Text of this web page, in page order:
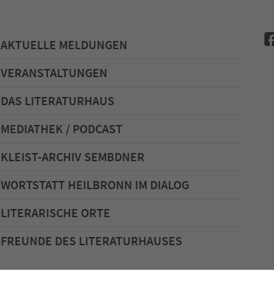
AKTUELLE MELDUNGEN
VERANSTALTUNGEN
DAS LITERATURHAUS
MEDIATHEK / PODCAST
KLEIST-ARCHIV SEMBDNER
WORTSTATT HEILBRONN IM DIALOG
LITERARISCHE ORTE
FREUNDE DES LITERATURHAUSES